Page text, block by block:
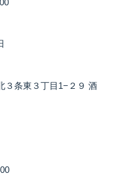
３条東３丁目1−２９ 酒